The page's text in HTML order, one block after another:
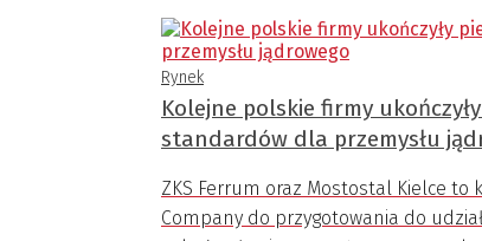
Rynek
Kolejne polskie firmy
standardów dla przemysłu
ZKS Ferrum oraz Mostostal Kielce
Company do przygotowania do